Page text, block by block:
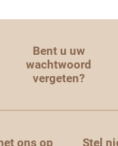
Bent u uw
wachtwoord
vergeten?
ons op Stel